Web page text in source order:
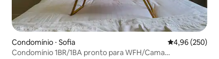
Condomínio ⋅ Sofia 4,96 de uma
4,96 (250)
Condomínio 1BR/1BA pronto para WFH/Cama